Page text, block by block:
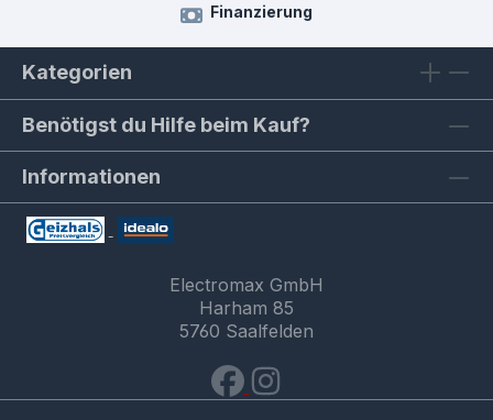
Finanzierung
Kategorien
Benötigst du Hilfe beim Kauf?
Informationen
Electromax GmbH
Harham 85
5760 Saalfelden